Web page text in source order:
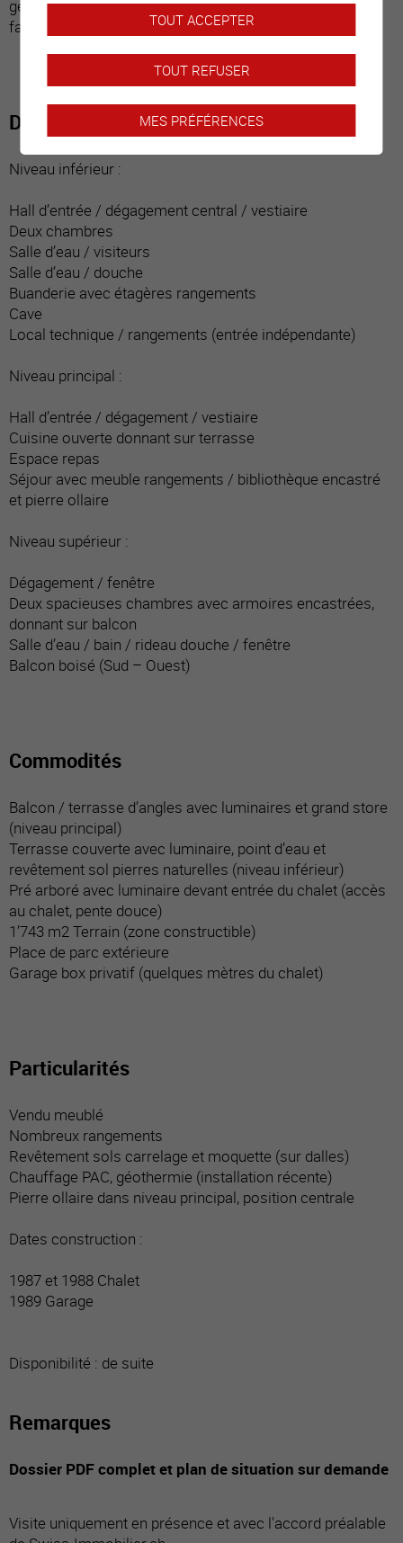
géothermie a été installé. Ce bien est idéal pour une
famille.
Distribution du bien
Niveau inférieur :
Hall d’entrée / dégagement central / vestiaire
Deux chambres
Salle d’eau / visiteurs
Salle d’eau / douche
Buanderie avec étagères rangements
Cave
Local technique / rangements (entrée indépendante)
Niveau principal :
Hall d’entrée / dégagement / vestiaire
Cuisine ouverte donnant sur terrasse
Espace repas
Séjour avec meuble rangements / bibliothèque encastré
et pierre ollaire
Niveau supérieur :
Dégagement / fenêtre
Deux spacieuses chambres avec armoires encastrées,
donnant sur balcon
Salle d’eau / bain / rideau douche / fenêtre
Balcon boisé (Sud – Ouest)
Commodités
Balcon / terrasse d’angles avec luminaires et grand store
(niveau principal)
Terrasse couverte avec luminaire, point d’eau et
revêtement sol pierres naturelles (niveau inférieur)
Pré arboré avec luminaire devant entrée du chalet (accès
au chalet, pente douce)
1’743 m2 Terrain (zone constructible)
Place de parc extérieure
Garage box privatif (quelques mètres du chalet)
Particularités
Vendu meublé
Nombreux rangements
Revêtement sols carrelage et moquette (sur dalles)
Chauffage PAC, géothermie (installation récente)
Pierre ollaire dans niveau principal, position centrale
Dates construction :
1987 et 1988 Chalet
1989 Garage
Disponibilité : de suite
Remarques
Dossier PDF complet et plan de situation sur demande
Visite uniquement en présence et avec l'accord préalable
TOUT ACCEPTER
TOUT REFUSER
MES PRÉFÉRENCES